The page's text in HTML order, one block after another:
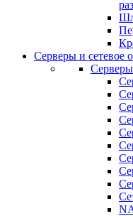
Серверы и сетевое